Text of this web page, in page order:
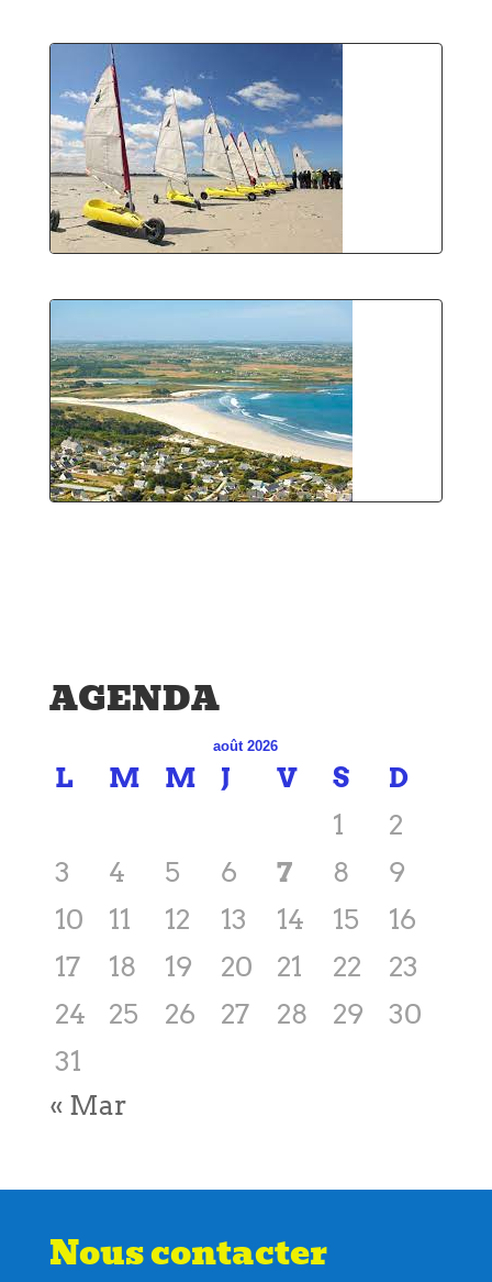
AGENDA
août 2026
L M M J V S
D
1
2
3
4 5 6 7 8
9
10
11 12 13 14 15
16
17
18 19 20 21 22
23
24
25 26 27 28 29
30
31
« Mar
Nous contacter